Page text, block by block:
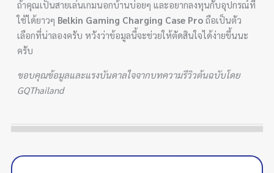
ถ้าคุณเป็นสายเล่นเกมนอกบ้านบ่อยๆ และอยากลงทุนกับอุปกรณ์ที่
ใช้ได้ยาวๆ Belkin Gaming Charging Case Pro ถือเป็นตัว
เลือกที่น่าลองครับ หวังว่าข้อมูลนี้จะช่วยให้ตัดสินใจได้ง่ายขึ้นนะ
ครับ
ขอบคุณข้อมูลและแรงบันดาลใจจากบทความรีวิวต้นฉบับโดย
GQThailand